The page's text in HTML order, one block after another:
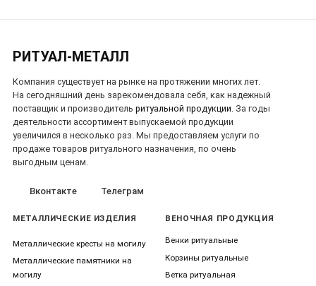
РИТУАЛ-МЕТАЛЛ
Компания существует на рынке на протяжении многих лет.
На сегодняшний день зарекомендовала себя, как надежный
поставщик и производитель ритуальной продукции. За годы
деятельности ассортимент выпускаемой продукции
увеличился в несколько раз. Мы предоставляем услуги по
продаже товаров ритуального назначения, по очень
выгодным ценам.
Вконтакте Телеграм
МЕТАЛЛИЧЕСКИЕ ИЗДЕЛИЯ
Металлические кресты на могилу
Металлические памятники на
могилу
ВЕНОЧНАЯ ПРОДУКЦИЯ
Венки ритуальные
Корзины ритуальные
Ветка ритуальная